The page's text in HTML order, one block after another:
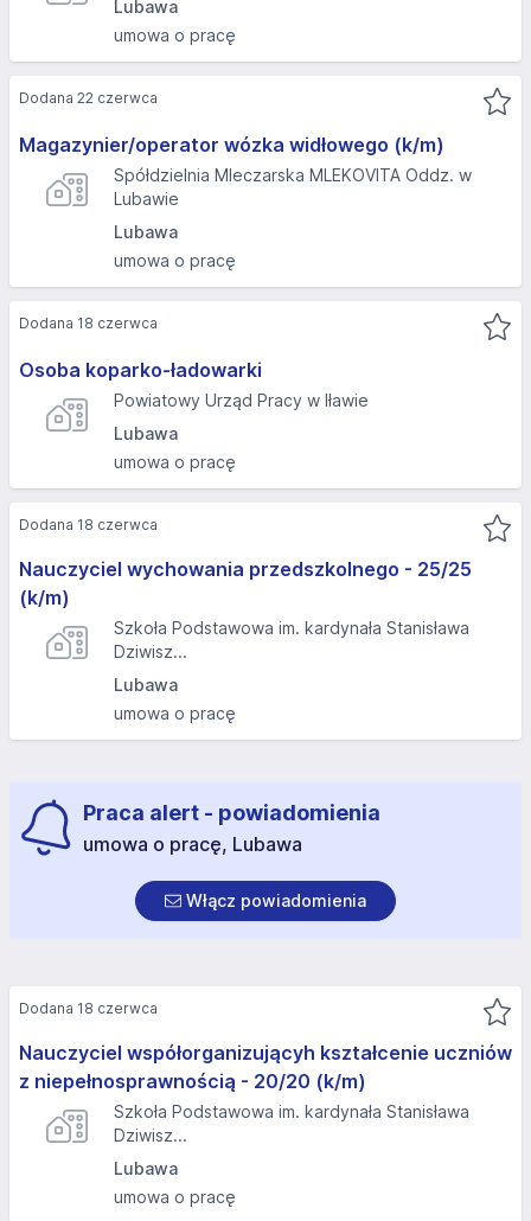
Lubawa
umowa o pracę
Magazynier/operator wózka widłowego (k/m)
Spółdzielnia Mleczarska MLEKOVITA Oddz. w
Lubawie
Lubawa
umowa o pracę
Dodana 22 czerwca
Osoba koparko-ładowarki
Powiatowy Urząd Pracy w Iławie
Lubawa
umowa o pracę
Dodana 18 czerwca
Nauczyciel wychowania przedszkolnego - 25/25
(k/m)
Szkoła Podstawowa im. kardynała Stanisława
Dziwisz...
Lubawa
umowa o pracę
Dodana 18 czerwca
Praca alert - powiadomienia
umowa o pracę, Lubawa
Włącz powiadomienia
Nauczyciel współorganizującyh kształcenie uczniów
z niepełnosprawnością - 20/20 (k/m)
Szkoła Podstawowa im. kardynała Stanisława
Dziwisz...
Lubawa
umowa o pracę
Dodana 18 czerwca